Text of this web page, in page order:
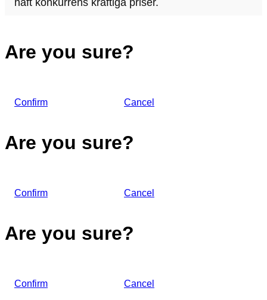
Are you sure?
Confirm Cancel
Are you sure?
Confirm Cancel
Are you sure?
Confirm Cancel